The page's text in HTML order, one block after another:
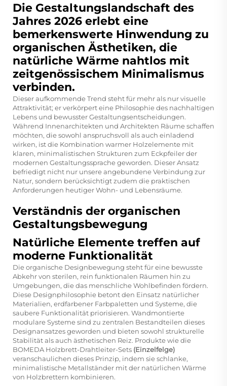
Die Gestaltungslandschaft des
Jahres 2026 erlebt eine
bemerkenswerte Hinwendung zu
organischen Ästhetiken, die
natürliche Wärme nahtlos mit
zeitgenössischem Minimalismus
verbinden.
Dieser aufkommende Trend steht für mehr als nur visuelle
Attraktivität; er verkörpert eine Philosophie des nachhaltigen
Lebens und bewusster Gestaltungsentscheidungen.
Während Innenarchitekten und Architekten Räume schaffen
möchten, die sowohl anspruchsvoll als auch einladend
wirken, ist die Kombination warmer Holzelemente mit
klaren, minimalistischen Strukturen zum Eckpfeiler der
modernen Gestaltungssprache geworden. Dieser Ansatz
befriedigt nicht nur unsere angebundene Verbindung zur
Natur, sondern berücksichtigt zudem die praktischen
Anforderungen heutiger Wohn- und Lebensräume.
Verständnis der organischen
Gestaltungsbewegung
Natürliche Elemente treffen auf
moderne Funktionalität
Die organische Designbewegung steht für eine bewusste
Abkehr von sterilen, rein funktionalen Räumen hin zu
Umgebungen, die das menschliche Wohlbefinden fördern.
Diese Designphilosophie betont den Einsatz natürlicher
Materialien, erdfarbener Farbpaletten und Systeme, die
saubere Funktionalität priorisieren. Wandmontierte
modulare Systeme sind zu zentralen Bestandteilen dieses
Designansatzes geworden und bieten sowohl strukturelle
Stabilität als auch ästhetischen Reiz. Produkte wie die
BOMEDA Holzbrett-Drahtleiter-Sets (Einzelfelge)
veranschaulichen dieses Prinzip, indem sie schlanke,
minimalistische Metallständer mit der natürlichen Wärme
von Holzbrettern kombinieren.